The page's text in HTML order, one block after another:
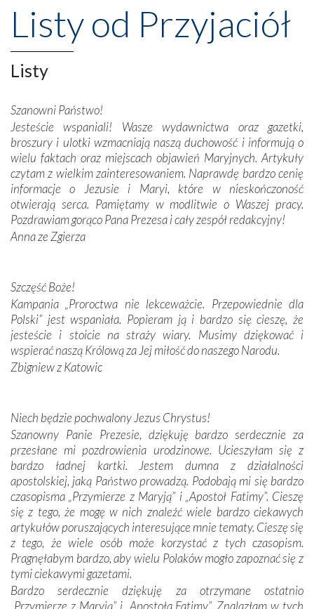
wznoszono na chwałę Bożą, na przykład – w podzięce za
Opatrznościową pomoc w wygranej bitwie o
niepodległość kraju. Zachwyt budziła potężna, a zarazem
misterna architektura tych monumentalnych dzieł,
wspaniałe zdobienia, dbałość ich twórców o detale,
budowniczych.
Podążyliśmy też śladami fatimskich wizjonerów – Łucji
dos Santos oraz świętych Hiacynty i Franciszka Marto.
Modliliśmy się przy ich grobach. Odprawiliśmy Drogę
Krzyżową w ich rodzinnych stronach, odwiedziliśmy
domy, w których żyli.
W miejscu objawień Matki Bożej zapaliliśmy świece
Podczas tej kilkudniowej wyprawy na każdym kroku
spotykaliśmy się z serdeczną otwartością
Portugalczyków. Podziwialiśmy ich ludową sztukę i
zwyczaje. Mimo że nasze kraje są od siebie bardzo
oddalone, w żaden sposób nie czuliśmy się obco.
Sprawiła to oczywiście sama Matka Boża, ale też
kulturowa bliskość biorąca swój początek w naszej
mieliśmy okazję przekonać się, że Maryja swoją opieką
otacza nie tylko nasz naród, lecz wszystkie nacje, które
się Jej ufnie oddają, a także każdą osobę, która zawierza
Jej siebie oraz swych bliskich.
Dzieje Portugalii to również historia wierności Bogu i
odstępstw, także w życiu władców. Trudne momenty w
wymiarze tak osobistym, jak i zbiorowym, przypominają o
konieczności ciągłego zabiegania o własną duszę i o łaskę
Opatrzności. Wierność przynosi pomyślność –
przynajmniej w życiu duchowym. Odstępstwo owocuje
nieszczęściem i śmiercią. Te uniwersalne prawdy
Listy od Przyjaciół
Listy
Szanowni Państwo!
Jesteście wspaniali! Wasze wydawnictwa oraz gazetki,
broszury i ulotki wzmacniają naszą duchowość i informują o
wielu faktach oraz miejscach objawień Maryjnych. Artykuły
czytam z wielkim zainteresowaniem. Naprawdę bardzo cenię
informacje o Jezusie i Maryi, które w nieskończoność
otwierają serca. Pamiętamy w modlitwie o Waszej pracy.
Pozdrawiam gorąco Pana Prezesa i cały zespół redakcyjny!
Anna ze Zgierza
Szczęść Boże!
Kampania „Proroctwa nie lekceważcie. Przepowiednie dla
Polski” jest wspaniała. Popieram ją i bardzo się cieszę, że
jesteście i stoicie na straży wiary. Musimy dziękować i
wspierać naszą Królową za Jej miłość do naszego Narodu.
Zbigniew z Katowic
Niech będzie pochwalony Jezus Chrystus!
Szanowny Panie Prezesie, dziękuję bardzo serdecznie za
przesłane mi pozdrowienia urodzinowe. Ucieszyłam się z
bardzo ładnej kartki. Jestem dumna z działalności
apostolskiej, jaką Państwo prowadzą. Podobają mi się bardzo
czasopisma „Przymierze z Maryją” i „Apostoł Fatimy”. Cieszę
się z tego, że mogę w nich znaleźć wiele bardzo ciekawych
artykułów poruszających interesujące mnie tematy. Cieszę się
z tego, że wiele osób może korzystać z tych czasopism.
Pragnęłabym bardzo, aby wielu Polaków mogło zapoznać się z
tymi ciekawymi gazetami.
Bardzo serdecznie dziękuję za otrzymane ostatnio
„Przymierze z Maryją” i „Apostoła Fatimy”. Znalazłam w tych